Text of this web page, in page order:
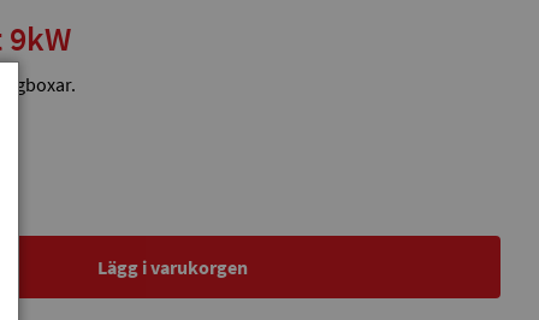
Lägg i varukorgen